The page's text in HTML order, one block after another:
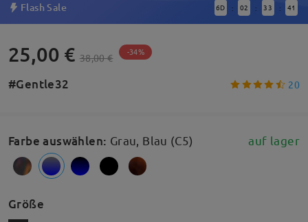
Flash Sale 6D : 02 : 33 : 41
25,00 € 38,00 € -34%
#Gentle32 20
Farbe auswählen: Grau, Blau (C5) auf lager
Größe